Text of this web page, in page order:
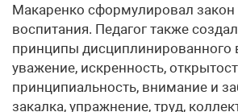
Макаренко сформулировал закон
воспитания. Педагог также
принципы дисциплинированного
уважение, искренность,
принципиальность, внимание и
закалка, упражнение, труд,